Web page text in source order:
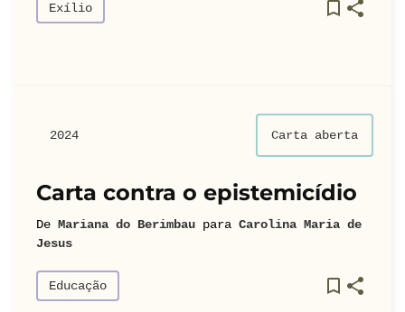
Exílio
2024 Carta aberta
Carta contra o epistemicídio
De Mariana do Berimbau para Carolina Maria de
Jesus
Educação